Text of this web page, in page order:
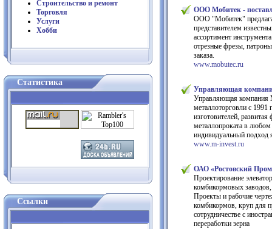
Строительство и ремонт
Торговля
Услуги
Хобби
Статистика
Ссылки
ООО Мобитек -
ООО "Мобитек"
представителем
ассортимент
отрезные фрезы,
заказа.
www.mobutec.ru
Управляющая
Управляющая компания
металлоторговли с 1991
изготовителей,
металлопроката в
индивидуальный
www.m-invest.ru
ОАО «Ростовский
Проектирование
комбикормовых
Проекты и рабочие
комбикормов, круп для
сотрудничестве с
переработки зерна